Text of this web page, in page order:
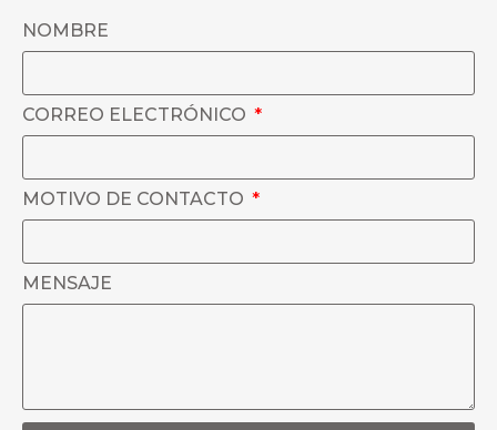
NOMBRE
CORREO ELECTRÓNICO
MOTIVO DE CONTACTO
MENSAJE